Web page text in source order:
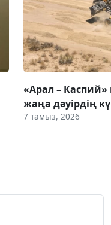
«Арал – Каспий»
жаңа дәуірдің
7 тамыз, 2026